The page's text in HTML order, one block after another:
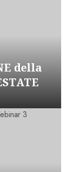
della